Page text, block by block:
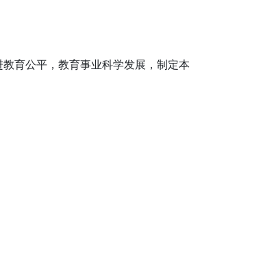
育公平，教育事业科学发展，制定本